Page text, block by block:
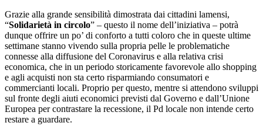
Grazie alla grande sensibilità dimostrata dai cittadini lamensi,
“Solidarietà in circolo” – questo il nome dell’iniziativa – potrà
dunque offrire un po’ di conforto a tutti coloro che in queste ultime
settimane stanno vivendo sulla propria pelle le problematiche
connesse alla diffusione del Coronavirus e alla relativa crisi
economica, che in un periodo storicamente favorevole allo shopping
e agli acquisti non sta certo risparmiando consumatori e
commercianti locali. Proprio per questo, mentre si attendono sviluppi
sul fronte degli aiuti economici previsti dal Governo e dall’Unione
Europea per contrastare la recessione, il Pd locale non intende certo
restare a guardare.